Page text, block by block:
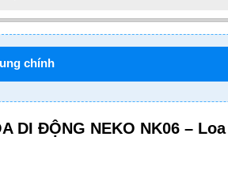
chính
DI ĐỘNG NEKO NK06 –